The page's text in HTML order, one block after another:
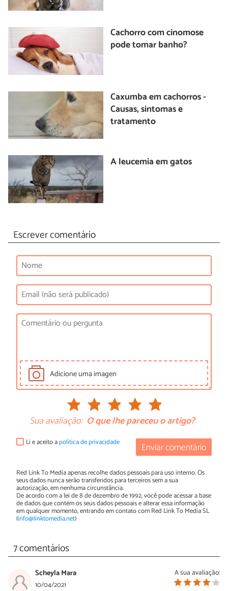
Cachorro com cinomose
pode tomar banho?
Caxumba em cachorros -
Causas, sintomas e
tratamento
A leucemia em gatos
Escrever comentário
Adicione uma imagen
Sua avaliação: O que lhe pareceu o artigo?
Enviar comentário
Li e aceito apolítica de privacidade
Red Link To Media apenas recolhe dados pessoais para uso interno. Os
seus dados nunca serão transferidos para terceiros sem a sua
autorização, em nenhuma circunstância.
De acordo com a lei de 8 de dezembro de 1992, você pode acessar a base
de dados que contém os seus dados pessoais e alterar essa informação
em qualquer momento, entrando em contato com Red Link To Media SL
(info@linktomedia.net)
7 comentários
A sua avaliação:
Scheyla Mara
10/04/2021